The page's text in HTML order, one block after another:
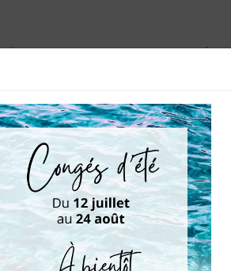
PRÉ-